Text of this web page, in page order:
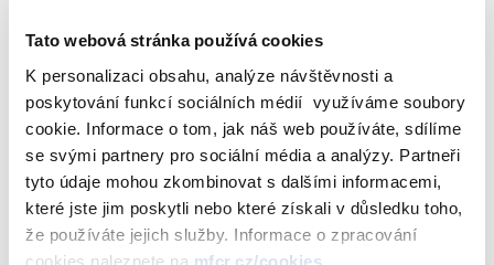
Tato webová stránka používá cookies
K personalizaci obsahu, analýze návštěvnosti a
poskytování funkcí sociálních médií využíváme soubory
cookie. Informace o tom, jak náš web používáte, sdílíme
se svými partnery pro sociální média a analýzy. Partneři
tyto údaje mohou zkombinovat s dalšími informacemi,
které jste jim poskytli nebo které získali v důsledku toho,
že používáte jejich služby. Informace o zpracování
cookies naleznete na mfcr.cz/cookies
zprostředkovatelích a likvidátorech pojistných událostí), ve znění
Novela zákona zapracovává některé evropské směrnice, z větší
části však představuje národní úpravu, soustřeďující se na řešení
závažných tuzemských problémů v oblasti distribuce pojištění.
Bod č. 4: